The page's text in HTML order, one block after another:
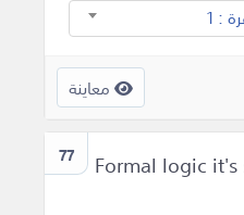
: 1
معاينة
77
Formal logic